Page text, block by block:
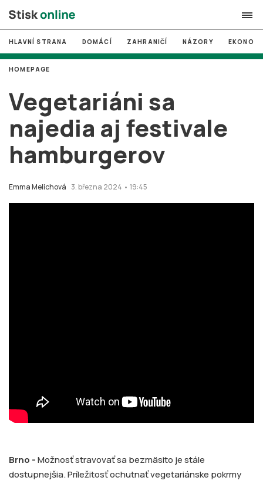
search
# MUNI
# Brno
# volby
login PŘIHLÁSIT SE
HLAVNÍ STRANA DOMÁCÍ ZAHRANIČÍ NÁZORY
Vegetariáni sa
najedia aj festivale
hamburgerov
Emma Melichová 3. března 2024 • 19:45
HOMEPAGE
Brno -Možnosť stravovať sa bezmäsito je stále
dostupnejšia. Príležitosť ochutnať vegetariánske pokrmy